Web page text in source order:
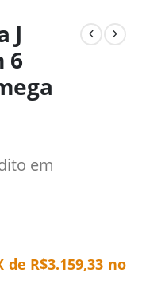
J
6
em
de R$3.159,33 no